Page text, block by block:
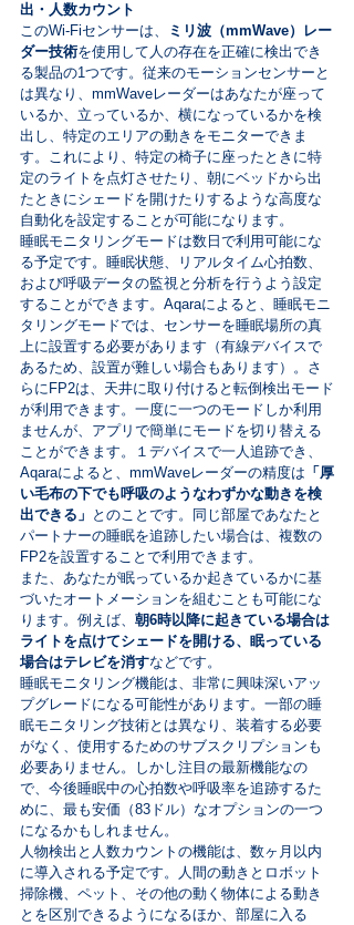
出・人数カウント
このWi-Fiセンサーは、
ミリ波（mmWave）レー
ダー技術を使用して人の存在を正確に検出でき
る製品の1つです。従来のモーションセンサーと
は異なり、mmWaveレーダーはあなたが座って
いるか、立っているか、横になっているかを検
出し、特定のエリアの動きをモニターできま
す。これにより、特定の椅子に座ったときに特
定のライトを点灯させたり、朝にベッドから出
たときにシェードを開けたりするような高度な
自動化を設定することが可能になります。
睡眠モニタリングモードは数日で利用可能にな
る予定です。睡眠状態、リアルタイム心拍数、
および呼吸データの監視と分析を行うよう設定
することができます。Aqaraによると、睡眠モニ
タリングモードでは、センサーを睡眠場所の真
上に設置する必要があります（有線デバイスで
あるため、設置が難しい場合もあります）。さ
らにFP2は、天井に取り付けると転倒検出モード
が利用できます。一度に一つのモードしか利用
ませんが、アプリで簡単にモードを切り替える
ことができます。１デバイスで一人追跡でき、
Aqaraによると、mmWaveレーダーの精度は 「厚
い毛布の下でも呼吸のようなわずかな動きを検
出できる」 とのことです。同じ部屋であなたと
パートナーの睡眠を追跡したい場合は、複数の
FP2を設置することで利用できます。
また、あなたが眠っているか起きているかに基
づいたオートメーションを組むことも可能にな
ります。例えば、 朝6時以降に起きている場合は
ライトを点けてシェードを開ける、眠っている
場合はテレビを消すなどです。
睡眠モニタリング機能は、非常に興味深いアッ
プグレードになる可能性があります。一部の睡
眠モニタリング技術とは異なり、装着する必要
がなく、使用するためのサブスクリプションも
必要ありません。しかし注目の最新機能なの
で、今後睡眠中の心拍数や呼吸率を追跡するた
めに、最も安価（83ドル）なオプションの一つ
になるかもしれません。
人物検出と人数カウントの機能は、数ヶ月以内
に導入される予定です。人間の動きとロボット
掃除機、ペット、その他の動く物体による動き
とを区別できるようになるほか、部屋に入る